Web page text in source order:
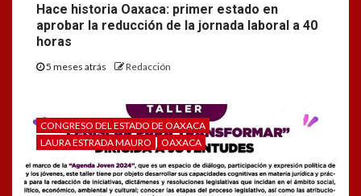
Hace historia Oaxaca: primer estado en
aprobar la reducción de la jornada laboral a 40
horas
5 meses atrás Redacción
CONGRESO DEL ESTADO DE OAXACA
LAURA ESTRADA MAURO
OAXACA